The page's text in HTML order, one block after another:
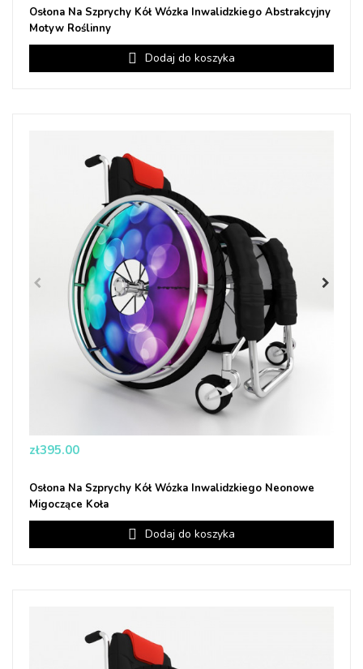
Osłona Na Szprychy Kół Wózka Inwalidzkiego Abstrakcyjny
Motyw Roślinny
Dodaj do koszyka
Price
zł395.00
Osłona Na Szprychy Kół Wózka Inwalidzkiego Neonowe
Migoczące Koła
Dodaj do koszyka